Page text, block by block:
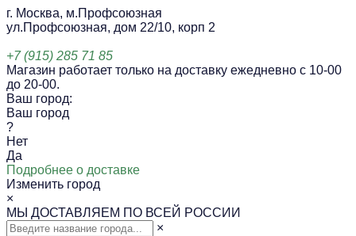
г. Москва, м.Профсоюзная
ул.Профсоюзная, дом 22/10, корп 2
+7 (915) 285 71 85
Магазин работает только на доставку ежедневно с 10-00
до 20-00.
Ваш город:
Ваш город
?
Нет
Да
Подробнее о доставке
Изменить город
×
МЫ ДОСТАВЛЯЕМ ПО ВСЕЙ РОССИИ
×